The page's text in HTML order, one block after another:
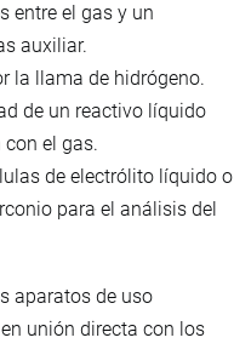
entre el gas y un
auxiliar.
la llama de hidrógeno.
de un reactivo líquido
el gas.
de electrólito líquido o
para el análisis del
aparatos de uso
unión directa con los